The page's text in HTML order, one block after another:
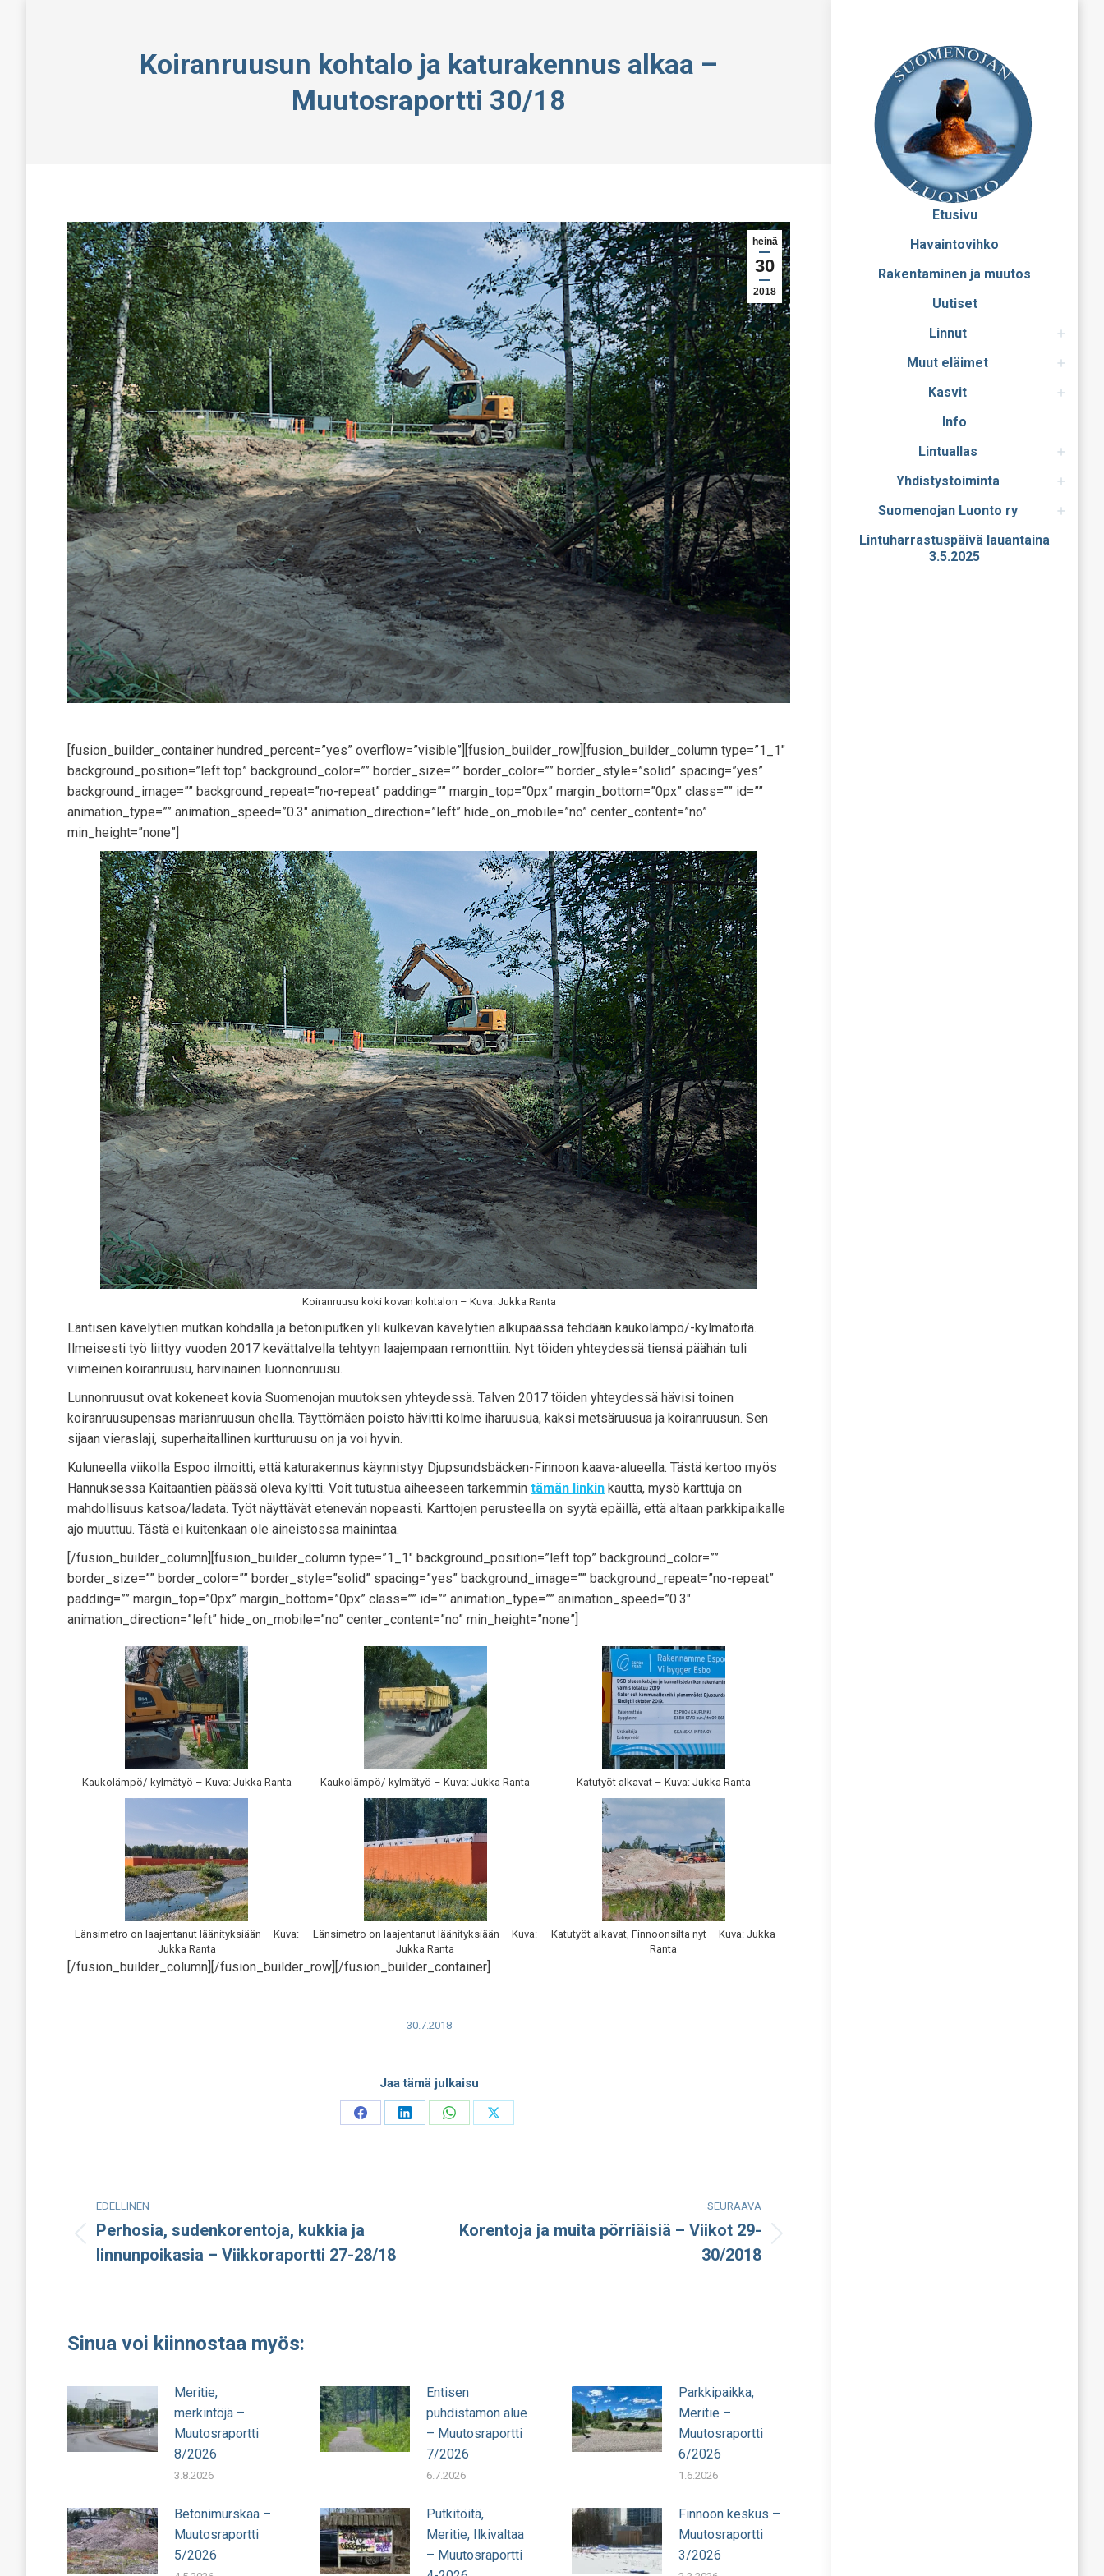
Etusivu
Havaintovihko
Rakentaminen ja muutos
Uutiset
Linnut
Muut eläimet
Kasvit
Info
Lintuallas
Yhdistystoiminta
Suomenojan Luonto ry
Lintuharrastuspäivä lauantaina
3.5.2025
Koiranruusun kohtalo ja katurakennus alkaa –
Muutosraportti 30/18
heinä
30
2018
[fusion_builder_container hundred_percent=”yes” overflow=”visible”][fusion_builder_row][fusion_builder_column type=”1_1″
background_position=”left top” background_color=”” border_size=”” border_color=”” border_style=”solid” spacing=”yes”
background_image=”” background_repeat=”no-repeat” padding=”” margin_top=”0px” margin_bottom=”0px” class=”” id=””
animation_type=”” animation_speed=”0.3″ animation_direction=”left” hide_on_mobile=”no” center_content=”no”
min_height=”none”]
Koiranruusu koki kovan kohtalon – Kuva: Jukka Ranta
Läntisen kävelytien mutkan kohdalla ja betoniputken yli kulkevan kävelytien alkupäässä tehdään kaukolämpö/-kylmätöitä.
Ilmeisesti työ liittyy vuoden 2017 kevättalvella tehtyyn laajempaan remonttiin. Nyt töiden yhteydessä tiensä päähän tuli
viimeinen koiranruusu, harvinainen luonnonruusu.
Lunnonruusut ovat kokeneet kovia Suomenojan muutoksen yhteydessä. Talven 2017 töiden yhteydessä hävisi toinen
koiranruusupensas marianruusun ohella. Täyttömäen poisto hävitti kolme iharuusua, kaksi metsäruusua ja koiranruusun. Sen
sijaan vieraslaji, superhaitallinen kurtturuusu on ja voi hyvin.
Kuluneella viikolla Espoo ilmoitti, että katurakennus käynnistyy Djupsundsbäcken-Finnoon kaava-alueella. Tästä kertoo myös
Hannuksessa Kaitaantien päässä oleva kyltti. Voit tutustua aiheeseen tarkemmin tämän linkin kautta, mysö karttuja on
mahdollisuus katsoa/ladata. Työt näyttävät etenevän nopeasti. Karttojen perusteella on syytä epäillä, että altaan parkkipaikalle
ajo muuttuu. Tästä ei kuitenkaan ole aineistossa mainintaa.
[/fusion_builder_column][fusion_builder_column type=”1_1″ background_position=”left top” background_color=””
border_size=”” border_color=”” border_style=”solid” spacing=”yes” background_image=”” background_repeat=”no-repeat”
padding=”” margin_top=”0px” margin_bottom=”0px” class=”” id=”” animation_type=”” animation_speed=”0.3″
animation_direction=”left” hide_on_mobile=”no” center_content=”no” min_height=”none”]
Kaukolämpö/-kylmätyö – Kuva: Jukka Ranta Kaukolämpö/-kylmätyö – Kuva: Jukka Ranta Katutyöt alkavat – Kuva: Jukka Ranta
Länsimetro on laajentanut läänityksiään – Kuva:
Jukka Ranta
Länsimetro on laajentanut läänityksiään – Kuva:
Jukka Ranta
Katutyöt alkavat, Finnoonsilta nyt – Kuva: Jukka
Ranta
[/fusion_builder_column][/fusion_builder_row][/fusion_builder_container]
30.7.2018
Jaa tämä julkaisu
Share
Share
Share
Share
Post
navigation
EDELLINEN
julkaisu:
Perhosia, sudenkorentoja, kukkia ja
linnunpoikasia – Viikkoraportti 27-28/18
SEURAAVA
Korentoja ja muita pörriäisiä – Viikot 29-
30/2018
Sinua voi kiinnostaa myös:
Meritie,
merkintöjä –
Muutosraportti
8/2026
3.8.2026
Entisen
puhdistamon alue
– Muutosraportti
7/2026
6.7.2026
Parkkipaikka,
Meritie –
Muutosraportti
6/2026
1.6.2026
Betonimurskaa –
Muutosraportti
5/2026
Putkitöitä,
Meritie, Ilkivaltaa
– Muutosraportti
Finnoon keskus –
Muutosraportti
3/2026